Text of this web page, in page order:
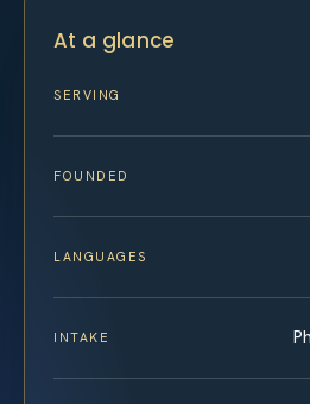
At a glance
SERVING
FOUNDED
LANGUAGES
INTAKE